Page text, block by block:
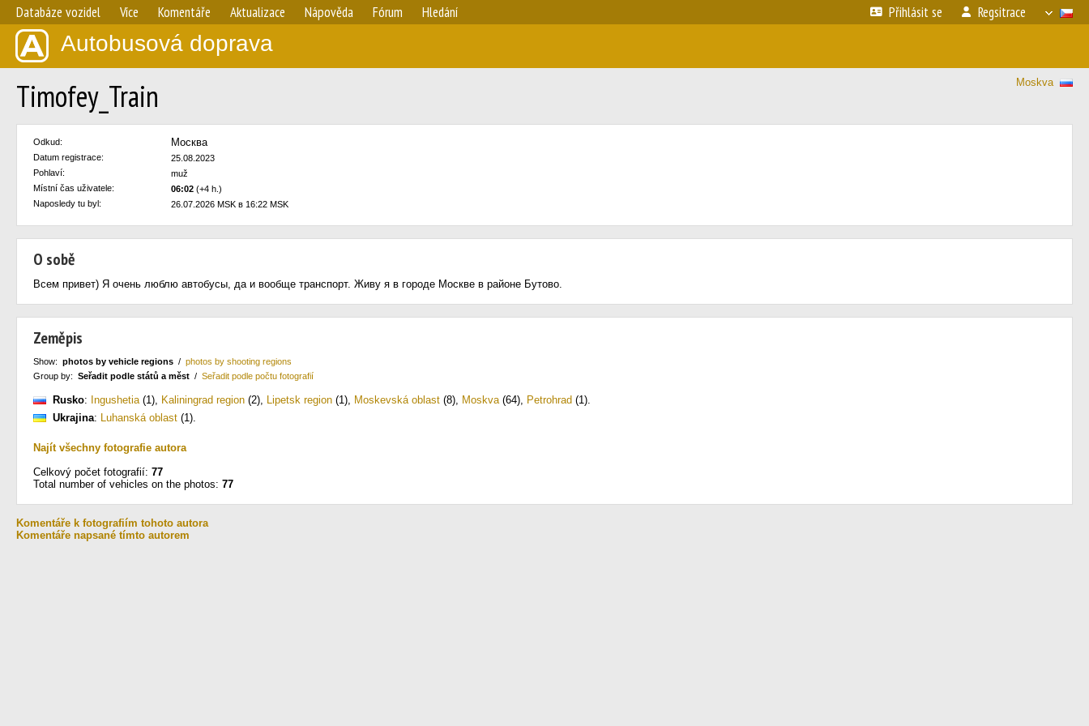
Databáze vozidel Více Komentáře Aktualizace Nápověda Fórum Hledání Přihlásit se Regsitrace
Autobusová doprava
Moskva
Timofey_Train
Odkud: Москва
Datum registrace:
25.08.2023
Pohlaví:
muž
Místní čas uživatele:
06:02 (+4 h.)
Naposledy tu byl:
26.07.2026 MSK в 16:22 MSK
O sobě
Всем привет) Я очень люблю автобусы, да и вообще транспорт. Живу я в городе Москве в районе Бутово.
Zeměpis
Show: photos by vehicle regions / photos by shooting regions
Group by: Seřadit podle států a měst / Seřadit podle počtu fotografií
Rusko: Ingushetia(1), Kaliningrad region (2), Lipetsk region (1), Moskevská oblast (8), Moskva(64), Petrohrad (1).
Ukrajina: Luhanská oblast (1).
Najít všechny fotografie autora
Celkový počet fotografií: 77
Total number of vehicles on the photos: 77
Komentáře k fotografiím tohoto autora
Komentáře napsané tímto autorem